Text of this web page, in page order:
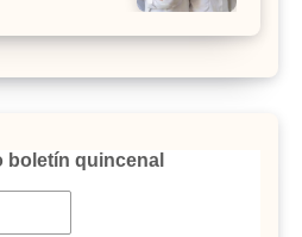
boletín quincenal